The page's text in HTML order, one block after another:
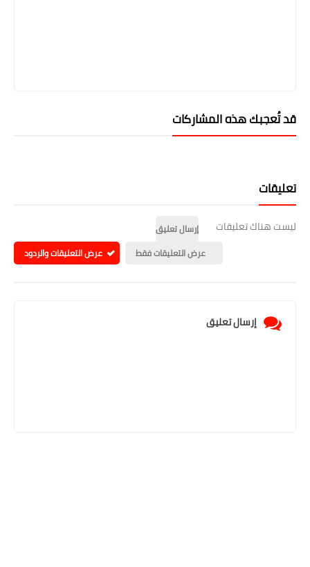
قد تُعجبك هذه المشاركات
تعليقات
ليست هناك تعليقات
إرسال تعليق
عرض التعليقات فقط
عرض التعليقات والردود
إرسال تعليق